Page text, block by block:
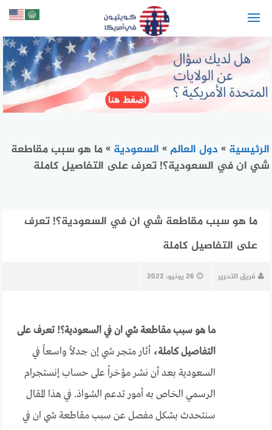
الرئيسية » دول العالم » السعودية »ما هو سبب مقاطعة
شي ان في السعودية؟! تعرف على التفاصيل كاملة
ما هو سبب مقاطعة شي ان في السعودية؟! تعرف
على التفاصيل كاملة
فريق التحرير 26 يونيو، 2022
ما هو سبب مقاطعة شي ان في السعودية؟! تعرف على
التفاصيل كاملة، أثار متجر شي إن جدلاً واسعاً في
السعودية بعد أن نشر مؤخراً على حساب إنستجرام
الرسمي الخاص به أمور تدعم الشواذ. في هذا المقال
سنتحدث بشكل مفصل عن سبب مقاطعة شي ان في